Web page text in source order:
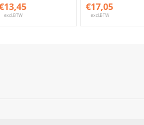
excl.BTW
€17,05
excl.BTW